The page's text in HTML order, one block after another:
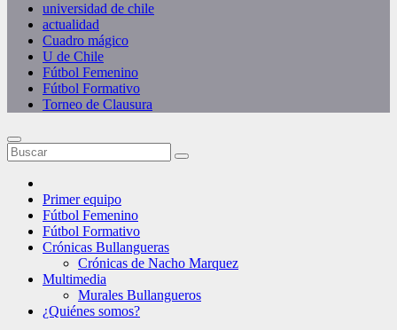
universidad de chile
actualidad
Cuadro mágico
U de Chile
Fútbol Femenino
Fútbol Formativo
Torneo de Clausura
Primer equipo
Fútbol Femenino
Fútbol Formativo
Crónicas Bullangueras
Crónicas de Nacho Marquez
Multimedia
Murales Bullangueros
¿Quiénes somos?